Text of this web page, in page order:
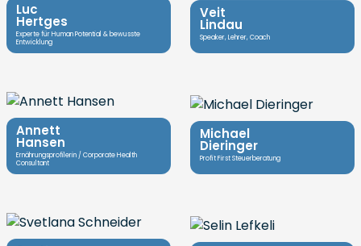
Luc
Hertges
Experte für Human Potential & bewusste
Entwicklung
Veit
Lindau
Speaker, Lehrer, Coach
Annett
Hansen
Ernährungsprofilerin / Corporate Health
Consultant
Michael
Dieringer
Profit First Steuerberatung